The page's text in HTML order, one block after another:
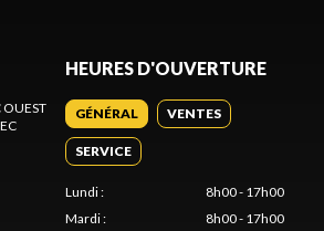
HEURES D'OUVERTURE
GÉNÉRAL VENTES
SERVICE
Lundi:
8h00 - 17h00
Mardi:
8h00 - 17h00